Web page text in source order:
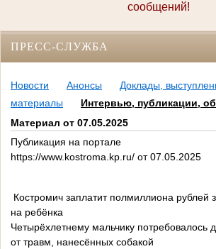
сообщений!
ПРЕСС-СЛУЖБА
Новости Анонсы
Доклады,
материалы
Интервью, публикации,
Материал от 07.05.2025
Публикация на портале
https://www.kostroma.kp.ru/ от 07.05.2025
Костромич заплатит полмиллиона рублей
на ребёнка
Четырёхлетнему мальчику потребовалось
от травм, нанесённых собакой